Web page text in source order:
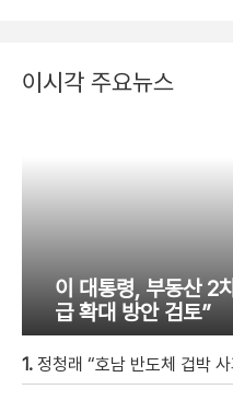
이시각 주요뉴스
이 대통령, 부동산 2
급 확대 방안 검토”
1. 정청래 “호남 반도체 겁박